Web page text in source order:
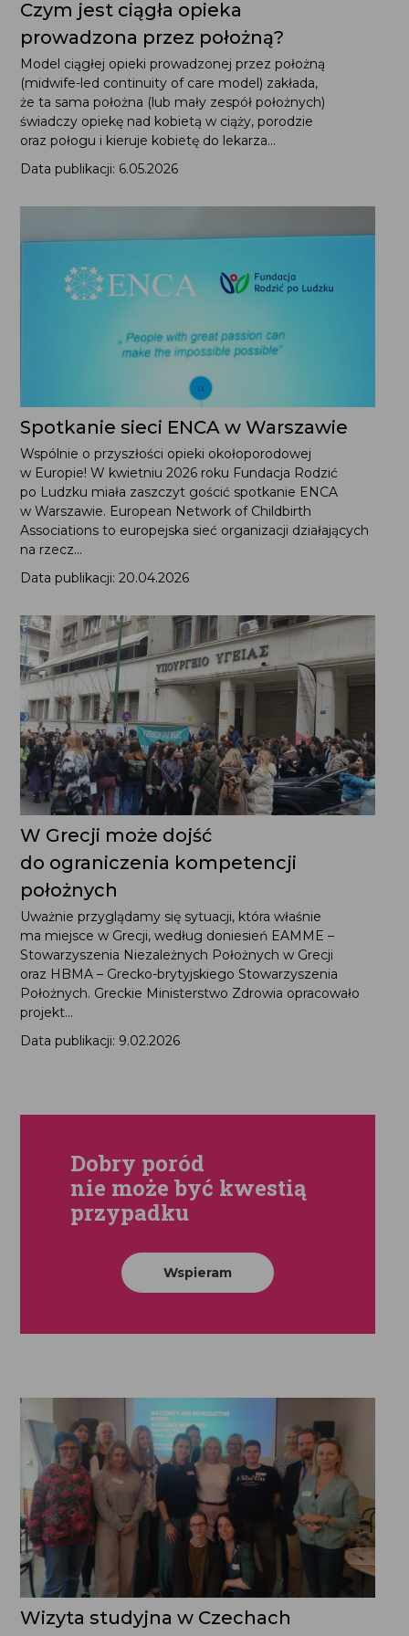
Czym jest ciągła opieka
prowadzona przez położną?
Model ciągłej opieki prowadzonej przez położną
(midwife-led continuity of care model) zakłada,
że ta sama położna (lub mały zespół położnych)
świadczy opiekę nad kobietą w ciąży, porodzie
oraz połogu i kieruje kobietę do lekarza...
Data publikacji: 6.05.2026
Spotkanie sieci ENCA w Warszawie
Wspólnie o przyszłości opieki okołoporodowej
w Europie! W kwietniu 2026 roku Fundacja Rodzić
po Ludzku miała zaszczyt gościć spotkanie ENCA
w Warszawie. European Network of Childbirth
Associations to europejska sieć organizacji działających
na rzecz...
Data publikacji: 20.04.2026
W Grecji może dojść
do ograniczenia kompetencji
położnych
Uważnie przyglądamy się sytuacji, która właśnie
ma miejsce w Grecji, według doniesień EAMME –
Stowarzyszenia Niezależnych Położnych w Grecji
oraz HBMA – Grecko-brytyjskiego Stowarzyszenia
Położnych. Greckie Ministerstwo Zdrowia opracowało
projekt...
Data publikacji: 9.02.2026
Dobry poród
nie może być kwestią
przypadku
Wspieram
Wizyta studyjna w Czechach